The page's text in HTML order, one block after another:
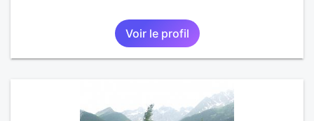
Voir le profil